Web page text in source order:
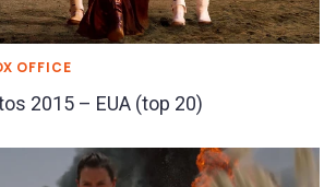
OFFICE
2015 – EUA (top 20)